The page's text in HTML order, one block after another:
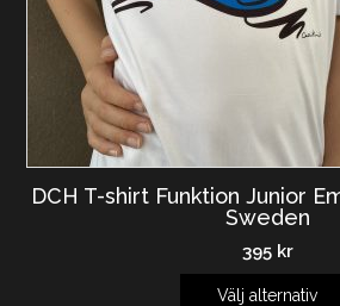
DCH T-shirt Funktion Junior
Sweden
395 kr
Välj alternativ